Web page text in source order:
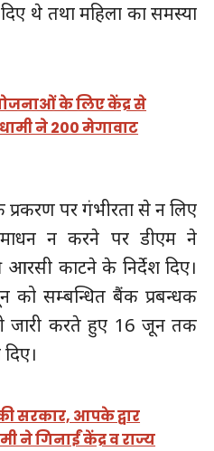
थे तथा महिला का समस्या
के लिए केंद्र से
ने 200 मेगावाट
प्रकरण पर गंभीरता से न लिए
न करने पर डीएम ने
काटने के निर्देश दिए।
को सम्बन्धित बैंक प्रबन्धक
जारी करते हुए 16 जून तक
सरकार, आपके द्वार
ने गिनाईं केंद्र व राज्य